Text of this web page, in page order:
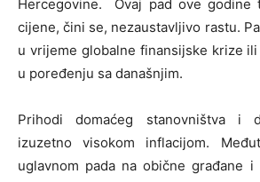
Hercegovine. Ovaj pad ove godine
cijene, čini se, nezaustavljivo rastu.
u vrijeme globalne finansijske krize
u poređenju sa današnjim.
Prihodi domaćeg stanovništva i
izuzetno visokom inflacijom.
uglavnom pada na obične građane